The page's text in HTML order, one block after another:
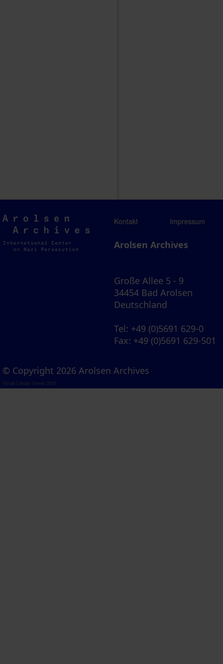
Arolsen
Archives
Kontakt Impressum
Arolsen Archives
Große Allee 5 - 9
34454 Bad Arolsen
Deutschland
Tel: +49 (0)5691 629-0
Fax: +49 (0)5691 629-501
© Copyright 2026 Arolsen Archives
Visual Library Server 2026